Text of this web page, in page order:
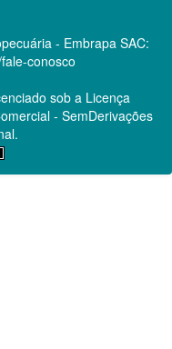
- Embrapa SAC:
conosco
sob a Licença
- SemDerivações